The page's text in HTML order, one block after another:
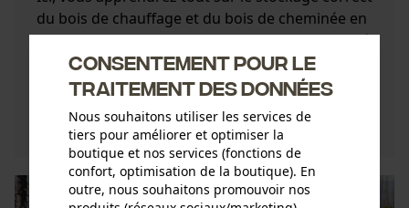
du bois de chauffage et du bois de cheminée en
hiver, quels types de bois sont les meilleurs et où
il vaut mie ...
Découvrez maintenant
Consentement pour le
traitement des données
Nous souhaitons utiliser les services de
tiers pour améliorer et optimiser la
boutique et nos services (fonctions de
confort, optimisation de la boutique). En
outre, nous souhaitons promouvoir nos